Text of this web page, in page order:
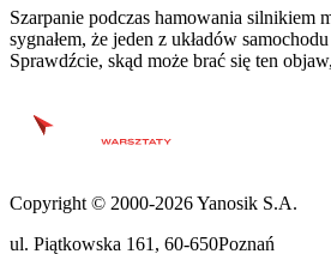
Szarpanie podczas hamowania silnikiem
sygnałem, że jeden z układów
Sprawdźcie, skąd może brać się ten
Copyright © 2000-2026 Yanosik S.A.
ul. Piątkowska 161 , 60-650Poznań